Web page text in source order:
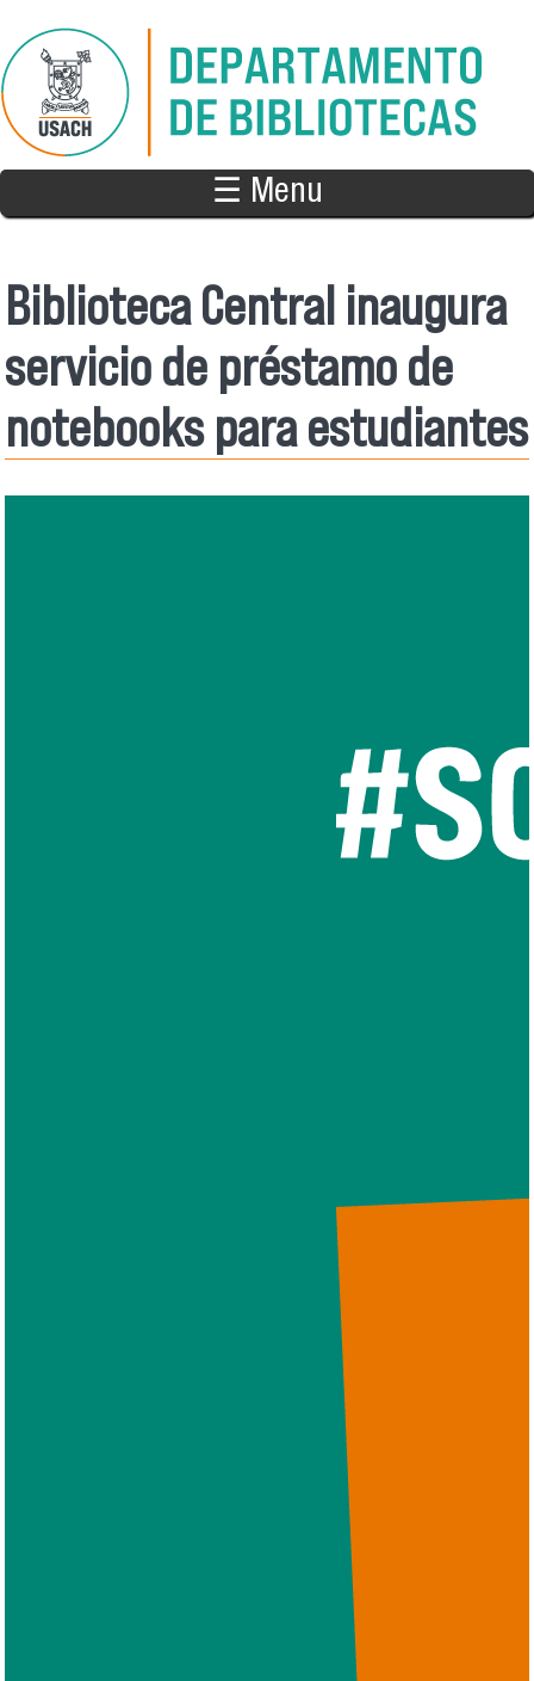
☰ Menu
Biblioteca Central inaugura
servicio de préstamo de
notebooks para estudiantes